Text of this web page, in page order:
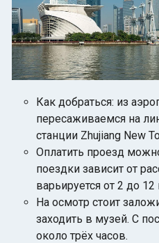
Как добраться: из
пересаживаемся на
станции Zhujiang New
Оплатить проезд
поездки зависит от
варьируется от 2 до
На осмотр стоит
заходить в музей. С
около трёх часов.